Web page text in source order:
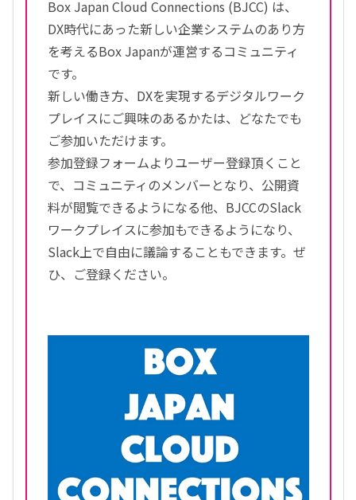
Box Japan Cloud Connections (BJCC) は、
DX時代にあった新しい企業システムのあり方
を考えるBox Japanが運営するコミュニティ
です。
新しい働き方、DXを実現するデジタルワーク
プレイスにご興味のあるかたは、どなたでも
ご参加いただけます。
参加登録フォームよりユーザー登録頂くこと
で、コミュニティのメンバーとなり、公開資
料が閲覧できるようになる他、BJCCのSlack
ワークプレイスに参加もできるようになり、
Slack上で自由に議論することもできます。ぜ
ひ、ご登録ください。